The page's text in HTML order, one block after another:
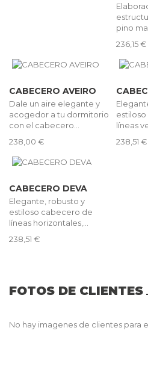
pino
236,15 €
CABECERO AVEIRO
Dale un aire elegante y
acogedor a tu dormitorio
con el cabecero...
238,00 €
líneas
238,51 €
CABECERO DEVA
Elegante, robusto y
estiloso cabecero de
líneas horizontales,...
238,51 €
FOTOS DE CLIENTES
No hay imagenes de clientes para